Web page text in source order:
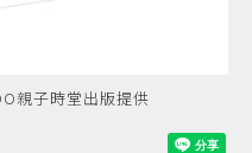
親子時堂出版提供